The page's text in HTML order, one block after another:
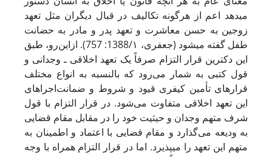
می‏دهد اعم از هرگونه تکالیف در قبال دیگران مثل تعهد
زوجین به حسن معاشرت و تعهد پدر و مادر به حضانت
طفل گفته می‏شود (جعفری، 1388/۱: 757). ازاین‌رو، طبق
این دکترین قرار التزام صرفاً یک تعهد اخلاقی ـ وجدانی و
قول کتبی به شمار می‌رود که بالنسبه به انواع مختلف
قرارهای تأمین کیفری قیود و شروط و ضمانت‌اجراهای
این تعهد اخلاقی متفاوت می‌شود. در قرار التزام با قول
شرف متهم وجدان و حیثیت خود را در مقابل مقام قضایی
به ودیعه می‌گذارد و مقام قضایی با اعتماد و اطمینان به
متهم این تعهد را می‏پذیرد. اما در قرار التزام همراه با وجه